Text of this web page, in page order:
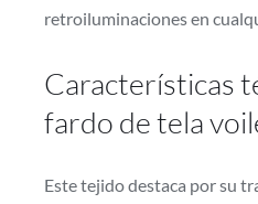
retroiluminaciones en
Características
fardo de tela
Este tejido destaca por su